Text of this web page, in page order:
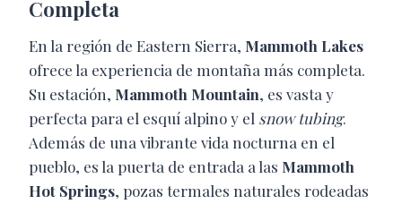
Completa
En la región de Eastern Sierra, Mammoth Lakes
ofrece la experiencia de montaña más completa.
Su estación, Mammoth Mountain, es vasta y
perfecta para el esquí alpino y el snow tubing.
Además de una vibrante vida nocturna en el
pueblo, es la puerta de entrada a las Mammoth
Hot Springs, pozas termales naturales rodeadas